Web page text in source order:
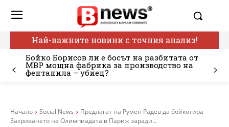
Най-важните новини с точния анализ!
Бойко Борисов ли е босът на разбитата от
МВР мощна фабрика за производство на
фентанила – убиец?
Начало Social News
Предлагат на Румен Радев да бойкотира
Закриването на Олимпиадата в Париж заради...